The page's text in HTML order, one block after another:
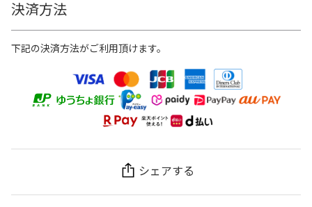
決済方法
下記の決済方法がご利用頂けます。
シェアする